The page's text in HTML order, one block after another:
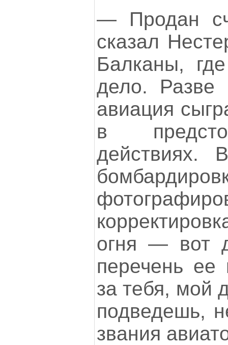
— Продан
сказал
Балканы,
дело.
авиация
в
действиях.
огня — вот
перечень ее
за тебя, мой
подведешь,
звания